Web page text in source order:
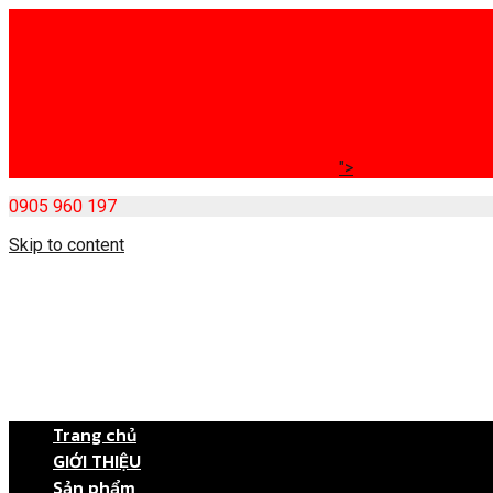
">
0905 960 197
Skip to content
Trang chủ
GIỚI THIỆU
Sản phẩm